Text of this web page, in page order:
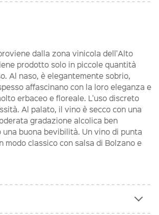
dalla zona vinicola dell'Alto
prodotto solo in piccole quantità
Al naso, è elegantemente sobrio,
affascinano con la loro eleganza e
erbaceo e floreale. L'uso discreto
Al palato, il vino è secco con una
gradazione alcolica ben
buona bevibilità. Un vino di punta
classico con salsa di Bolzano e